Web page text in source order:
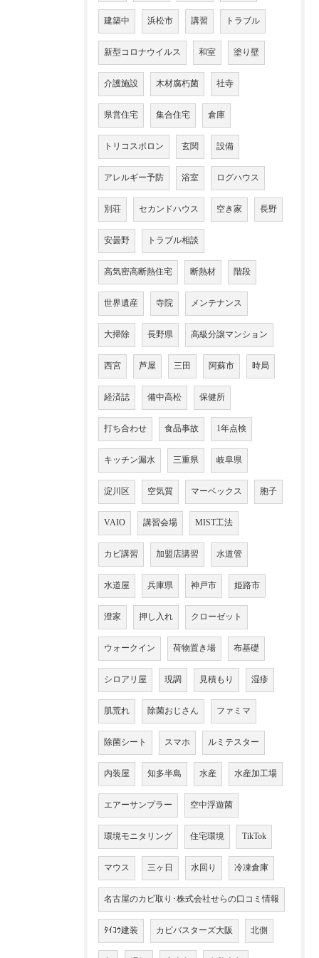
建築中 浜松市 講習 トラブル
新型コロナウイルス 和室 塗り壁
介護施設 木材腐朽菌 社寺
県営住宅 集合住宅 倉庫
トリコスポロン 玄関 設備
アレルギー予防 浴室 ログハウス
別荘 セカンドハウス 空き家 長野
安曇野 トラブル相談
高気密高断熱住宅 断熱材 階段
世界遺産 寺院 メンテナンス
大掃除 長野県 高級分譲マンション
西宮 芦屋 三田 阿蘇市 時局
経済誌 備中高松 保健所
打ち合わせ 食品事故 1年点検
キッチン漏水 三重県 岐阜県
淀川区 空気質 マーベックス 胞子
VAIO 講習会場 MIST工法
カビ講習 加盟店講習 水道管
水道屋 兵庫県 神戸市 姫路市
澄家 押し入れ クローゼット
ウォークイン 荷物置き場 布基礎
シロアリ屋 現調 見積もり 湿疹
肌荒れ 除菌おじさん ファミマ
除菌シート スマホ ルミテスター
内装屋 知多半島 水産 水産加工場
エアーサンプラー 空中浮遊菌
環境モニタリング 住宅環境 TikTok
マウス 三ヶ日 水回り 冷凍倉庫
名古屋のカビ取り･株式会社せらの口コミ情報
ﾀｲｺｳ建装 カビバスターズ大阪 北側